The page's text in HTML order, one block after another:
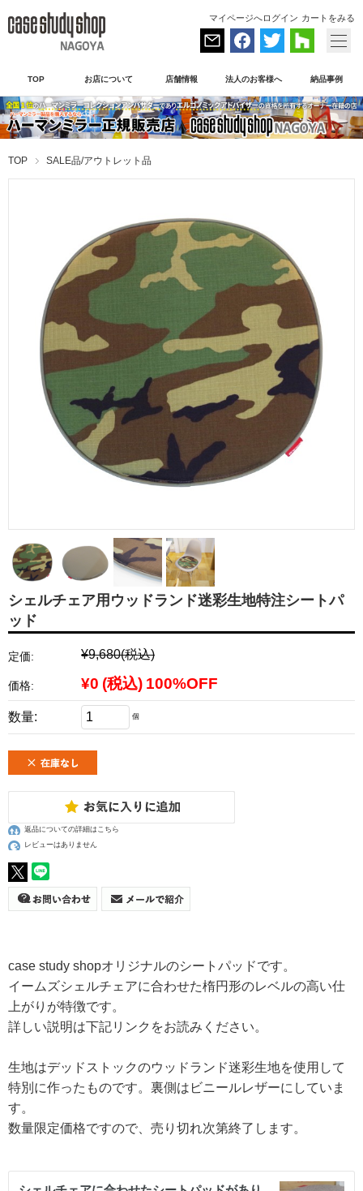
マイページへログイン カートをみる
TOP お店について 店舗情報 法人のお客様へ 納品事例
TOP SALE品/アウトレット品
シェルチェア用ウッドランド迷彩生地特注シートパ
ッド
定価: ¥9,680(税込)
価格: ¥0 (税込) 100%OFF
数量: 個
返品についての詳細はこちら
レビューはありません
case study shopオリジナルのシートパッドです。
イームズシェルチェアに合わせた楕円形のレベルの高い仕
上がりが特徴です。
詳しい説明は下記リンクをお読みください。
生地はデッドストックのウッドランド迷彩生地を使用して
特別に作ったものです。裏側はビニールレザーにしていま
す。
数量限定価格ですので、売り切れ次第終了します。